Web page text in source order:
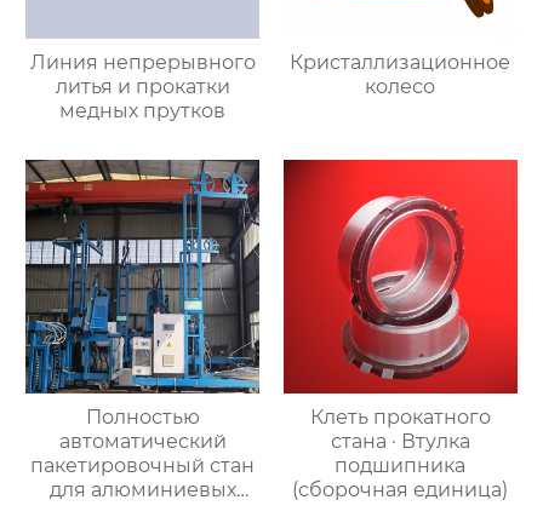
Линия непрерывного
литья и прокатки
медных прутков
Кристаллизационное
колесо
Полностью
автоматический
пакетировочный стан
для алюминиевых
Клеть прокатного
стана · Втулка
подшипника
(сборочная единица)